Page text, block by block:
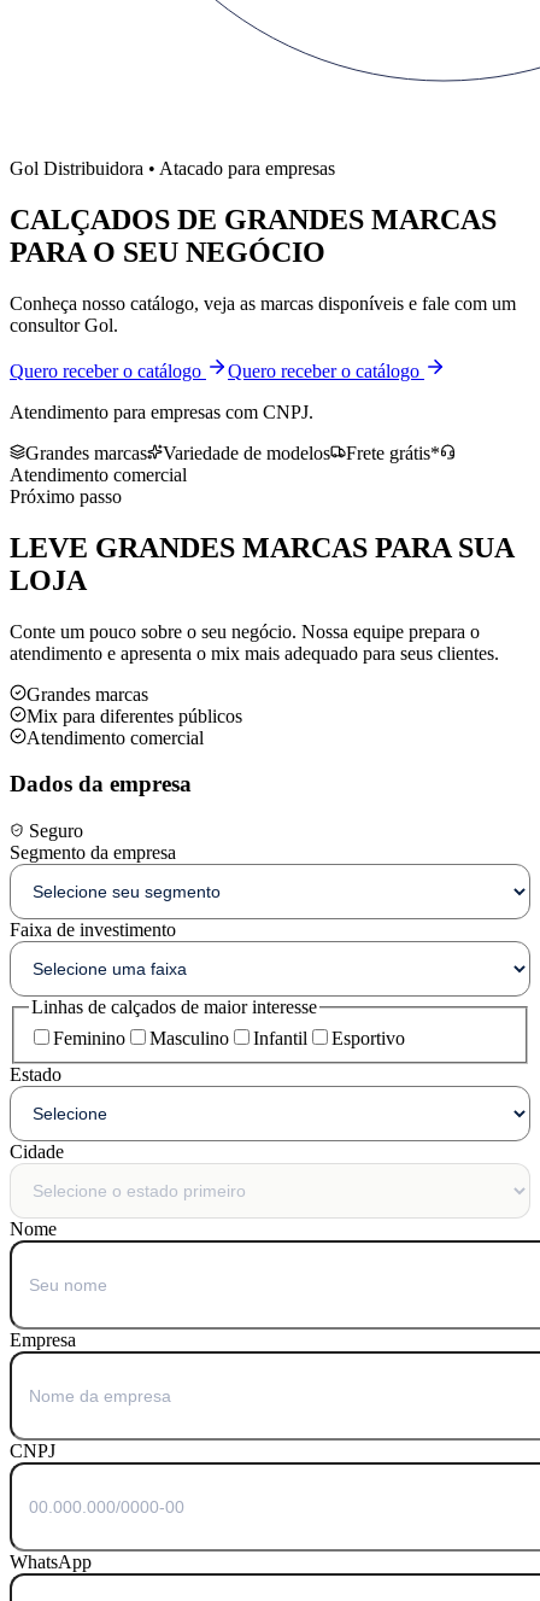
Gol Distribuidora • Atacado para empresas
CALÇADOS DE GRANDES MARCAS
PARA O SEU NEGÓCIO
Conheça nosso catálogo, veja as marcas disponíveis e fale com um
consultor Gol.
Quero receber o catálogo
Quero receber o catálogo
Atendimento para empresas com CNPJ.
Grandes marcas
Variedade de modelos
Frete grátis*
Atendimento comercial
Próximo passo
LEVE GRANDES MARCAS PARA SUA
LOJA
Conte um pouco sobre o seu negócio. Nossa equipe prepara o
atendimento e apresenta o mix mais adequado para seus clientes.
Grandes marcas
Mix para diferentes públicos
Atendimento comercial
Dados da empresa
Seguro
Segmento da empresa
Faixa de investimento
Linhas de calçados de maior interesse
Feminino
Masculino Infantil
Esportivo
Estado
Cidade
Nome
Empresa
CNPJ
WhatsApp